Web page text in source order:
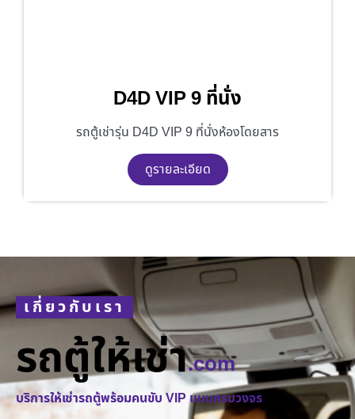
D4D VIP 9 ที่นั่ง
รถตู้เช่ารุ่น D4D VIP 9 ที่นั่งห้องโดยสาร
ดูรายละเอียด
เกี่ยวกับเรา
รถตู้ให้เช่า.com
บริการให้เช่ารถตู้พร้อมคนขับ VIP แบบครบวงจร